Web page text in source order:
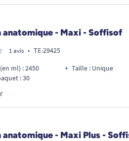
- Maxi - Soffisof
1 avis • TE-29425
ml) : 2450
: 30
Taille : Unique
- Maxi Plus -